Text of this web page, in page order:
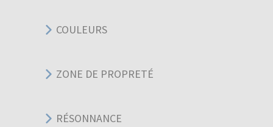
COULEURS
ZONE DE PROPRETÉ
RÉSONNANCE